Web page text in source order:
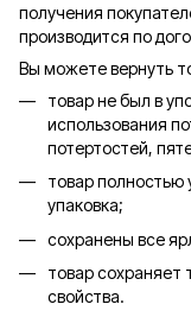
получения
производится по
Вы можете вернуть
товар не был в
использования
потертостей,
товар полностью
упаковка;
сохранены все
товар сохраняет
свойства.